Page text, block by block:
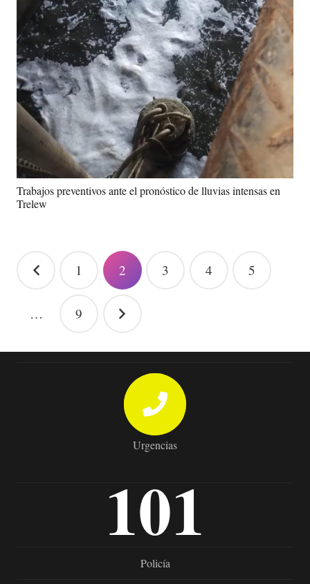
Trabajos preventivos ante el pronóstico de lluvias intensas en
Trelew
Paginación
entradas
1 2 3 4 5
… 9
Urgencias
101
Policía